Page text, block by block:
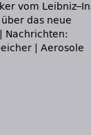
vom
das neue
Nachrichten:
| Aerosole
Struktur |
||